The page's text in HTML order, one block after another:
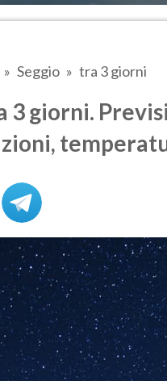
Seggio tra 3 giorni
3 giorni.